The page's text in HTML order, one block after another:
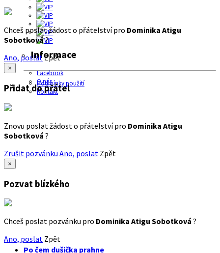
Informace
Facebook
O nás
Podmínky použití
Kontakt
Chceš poslat žádost o přátelství pro Dominika Atigu
Sobotková?
Ano, poslatZpět
×
Přidat do přátel
Znovu poslat žádost o přátelství pro Dominika Atigu
Sobotková ?
Zrušit pozvánku Ano, poslat Zpět
×
Pozvat blízkého
Chceš poslat pozvánku pro Dominika Atigu Sobotková ?
Ano, poslat Zpět
Po čem dušička prahne